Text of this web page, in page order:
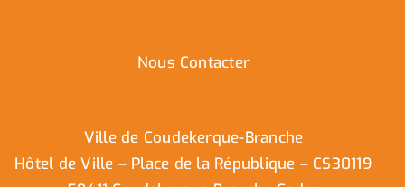
Nous Contacter
Ville de Coudekerque-Branche
Hôtel de Ville – Place de la République – CS30119